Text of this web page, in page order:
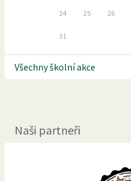
24 25 26
31
Všechny školní akce
Naši partneři